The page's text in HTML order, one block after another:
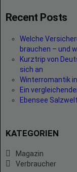
Recent Posts
Welche
brauchen – und
Kurztrip von
sich an
Winterromantik
Ein
Ebensee
KATEGORIEN
Magazin
Verbraucher